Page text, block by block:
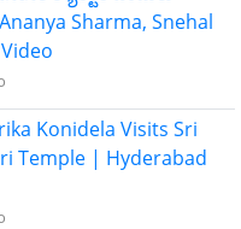
Sharma, Snehal
Konidela Visits Sri
Temple | Hyderabad